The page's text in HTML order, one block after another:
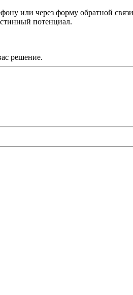
или через форму обратной
потенциал.
решение.